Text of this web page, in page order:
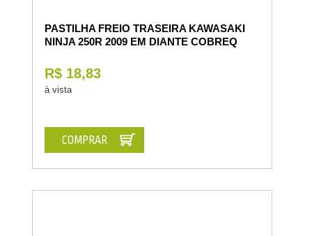
PASTILHA FREIO TRASEIRA KAWASAKI
NINJA 250R 2009 EM DIANTE COBREQ
R$ 18,83
à vista
COMPRAR